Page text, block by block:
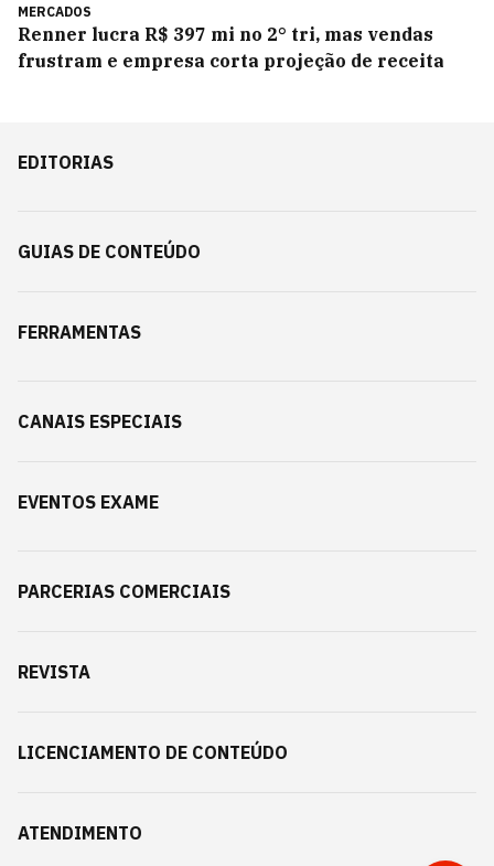
MERCADOS
Renner lucra R$ 397 mi no 2° tri, mas vendas
frustram e empresa corta projeção de receita
EDITORIAS
GUIAS DE CONTEÚDO
FERRAMENTAS
CANAIS ESPECIAIS
EVENTOS EXAME
PARCERIAS COMERCIAIS
REVISTA
LICENCIAMENTO DE CONTEÚDO
ATENDIMENTO